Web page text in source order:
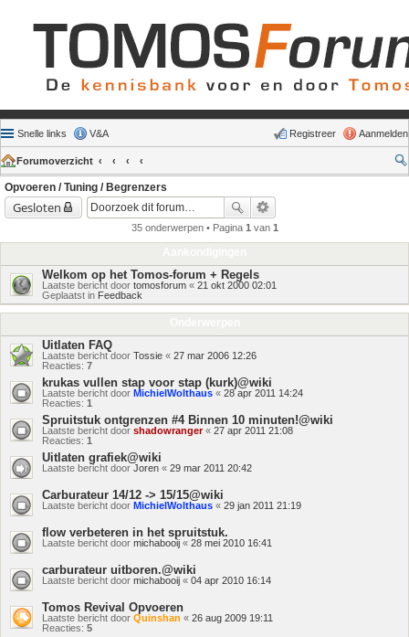
Snelle links V&A Aanmelden
Registreer
Forumoverzicht
Opvoeren / Tuning / Begrenzers
Gesloten
35 onderwerpen • Pagina 1 van 1
Welkom op het Tomos-forum + Regels
Laatste bericht door tomosforum « 21 okt 2000 02:01
Geplaatst in Feedback
Uitlaten FAQ
Laatste bericht door Tossie « 27 mar 2006 12:26
Reacties: 7
krukas vullen stap voor stap (kurk)@wiki
Laatste bericht door MichielWolthaus « 28 apr 2011 14:24
Reacties: 1
Spruitstuk ontgrenzen #4 Binnen 10 minuten!@wiki
Laatste bericht door shadowranger« 27 apr 2011 21:08
Reacties: 1
Uitlaten grafiek@wiki
Laatste bericht door Joren « 29 mar 2011 20:42
Carburateur 14/12 -> 15/15@wiki
Laatste bericht door MichielWolthaus « 29 jan 2011 21:19
flow verbeteren in het spruitstuk.
Laatste bericht door michabooij « 28 mei 2010 16:41
carburateur uitboren.@wiki
Laatste bericht door michabooij « 04 apr 2010 16:14
Tomos Revival Opvoeren
Laatste bericht door Quinshan « 26 aug 2009 19:11
Reacties: 5